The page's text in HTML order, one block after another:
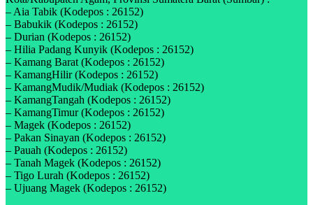
– Aia Tabik (Kodepos : 26152)
– Babukik (Kodepos : 26152)
– Durian (Kodepos : 26152)
– Hilia Padang Kunyik (Kodepos : 26152)
– Kamang Barat (Kodepos : 26152)
– KamangHilir (Kodepos : 26152)
– KamangMudik/Mudiak (Kodepos : 26152)
– KamangTangah (Kodepos : 26152)
– KamangTimur (Kodepos : 26152)
– Magek (Kodepos : 26152)
– Pakan Sinayan (Kodepos : 26152)
– Pauah (Kodepos : 26152)
– Tanah Magek (Kodepos : 26152)
– Tigo Lurah (Kodepos : 26152)
– Ujuang Magek (Kodepos : 26152)